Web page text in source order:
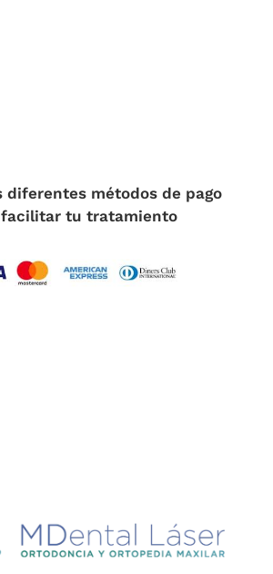
diferentes métodos de pago
facilitar tu tratamiento